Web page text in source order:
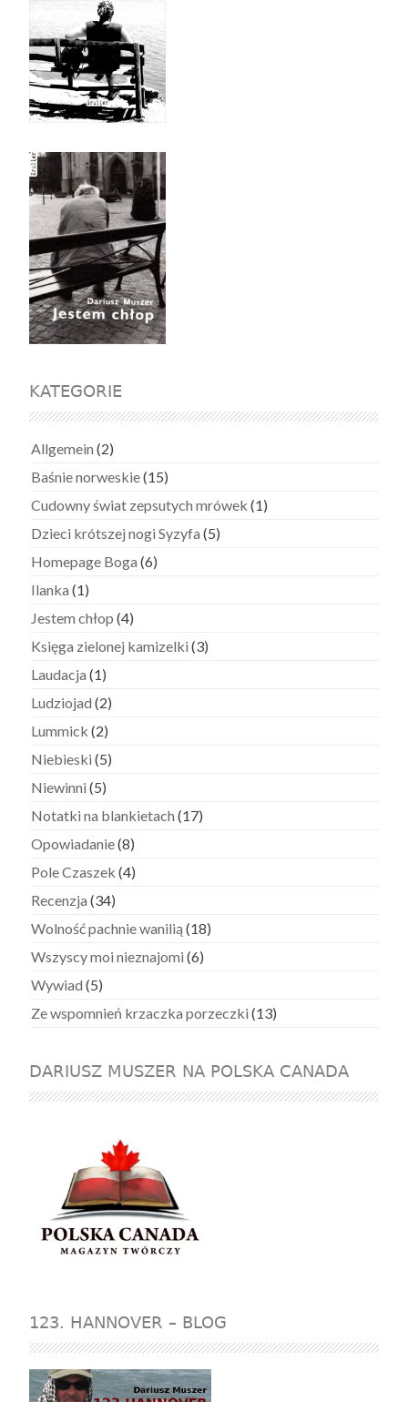
KATEGORIE
Allgemein (2)
Baśnie norweskie(15)
Cudowny świat zepsutych mrówek (1)
Dzieci krótszej nogi Syzyfa (5)
Homepage Boga (6)
Ilanka (1)
Jestem chłop (4)
Księga zielonej kamizelki (3)
Laudacja (1)
Ludziojad (2)
Lummick (2)
Niebieski (5)
Niewinni (5)
Notatki na blankietach (17)
Opowiadanie(8)
Pole Czaszek (4)
Recenzja (34)
Wolność pachnie wanilią (18)
Wszyscy moi nieznajomi (6)
Wywiad (5)
Ze wspomnień krzaczka porzeczki (13)
DARIUSZ MUSZER NA POLSKA CANADA
123. HANNOVER – BLOG